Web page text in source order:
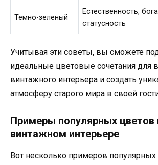
Темно-зеленый
Естественность,
статусность
Учитывая эти советы, вы сможете
идеальные цветовые сочетания для
винтажного интерьера и создать
атмосферу старого мира в своей
Примеры популярных цветов
винтажном интерьере
Вот несколько примеров популярных